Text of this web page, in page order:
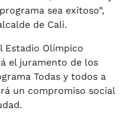
sea exitoso”,
de Cali.
Estadio Olímpico
el juramento de los
Todas y todos a
un compromiso social